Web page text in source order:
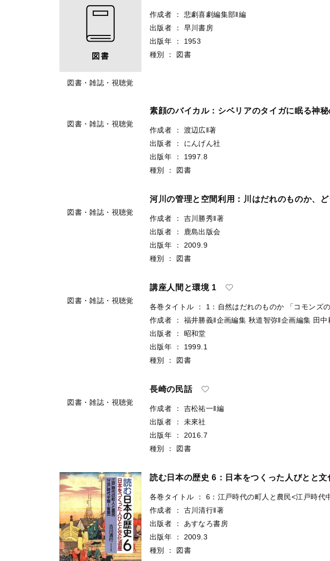
図書・雑誌・視聴覚
作成者 ：
悲劇喜劇編集部‖編
出版者
：
早川書房
出版年
：
1953
種別
： 図書
素顔のバイカル：シベリアのタイガに眠る神秘
作成者 ：
渡辺広‖著
出版者
：
にんげん社
出版年
：
1997.8
種別
： 図書
河川の管理と空間利用：川はだれのものか、ど
作成者 ：
吉川勝秀‖著
出版者
： 鹿島出版会
種別
： 図書
講座人間と環境 1
各巻タイトル
出版者 ： 昭和堂
種別 ： 図書
図書・雑誌・視聴覚
長崎の民話
出版者 ： 未來社
種別 ： 図書